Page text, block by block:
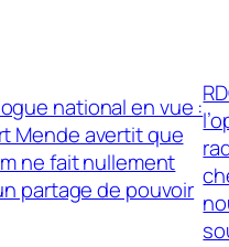
national en vue :
Mende avertit que
ne fait nullement
partage de pouvoir